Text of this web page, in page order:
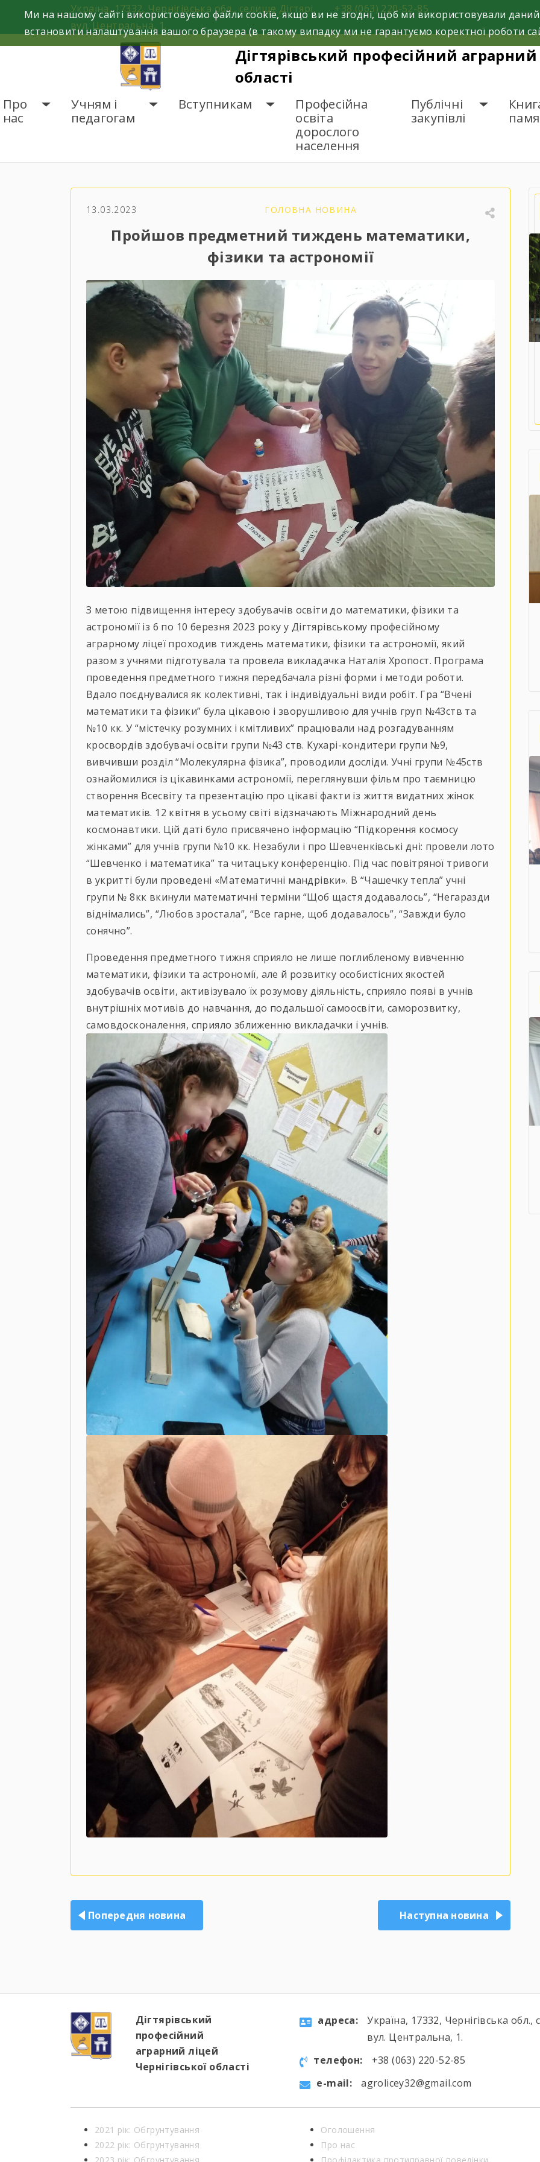
Україна, 17332, Чернігівська обл., селище Дігтярі,
вул. Центральна, 1.
+38 (063) 220-52-85
Дігтярівський професійний аграрний
області
Про
нас
Учням і
педагогам
Вступникам
Професійна
освіта
дорослого
населення
Публічні
закупівлі
Пройшов предметний тиждень математики, фізики та
13.03.2023 ГОЛОВНА НОВИНА
Пройшов предметний тиждень математики,
фізики та астрономії
З метою підвищення інтересу здобувачів освіти до математики, фізики та
астрономії із 6 по 10 березня 2023 року у Дігтярівському професійному
аграрному ліцеї проходив тиждень математики, фізики та астрономії, який
разом з учнями підготувала та провела викладачка Наталія Хропост. Програма
проведення предметного тижня передбачала різні форми і методи роботи.
Вдало поєднувалися як колективні, так і індивідуальні види робіт. Гра “Вчені
математики та фізики” була цікавою і зворушливою для учнів груп №43ств та
№10 кк. У “містечку розумних і кмітливих” працювали над розгадуванням
кросвордів здобувачі освіти групи №43 ств. Кухарі-кондитери групи №9,
вивчивши розділ “Молекулярна фізика”, проводили досліди. Учні групи №45ств
ознайомилися із цікавинками астрономії, переглянувши фільм про таємницю
створення Всесвіту та презентацію про цікаві факти із життя видатних жінок
математиків. 12 квітня в усьому світі відзначають Міжнародний день
космонавтики. Цій даті було присвячено інформацію “Підкорення космосу
жінками” для учнів групи №10 кк. Незабули і про Шевченківські дні: провели лото
“Шевченко і математика” та читацьку конференцію. Під час повітряної тривоги
в укритті були проведені «Математичні мандрівки». В “Чашечку тепла” учні
групи № 8кк вкинули математичні терміни “Щоб щастя додавалось”, “Негаразди
віднімались”, “Любов зростала”, “Все гарне, щоб додавалось”, “Завжди було
сонячно”.
Проведення предметного тижня сприяло не лише поглибленому вивченню
математики, фізики та астрономії, але й розвитку особистісних якостей
здобувачів освіти, активізувало їх розумову діяльність, сприяло появі в учнів
внутрішніх мотивів до навчання, до подальшої самоосвіти, саморозвитку,
самовдосконалення, сприяло зближенню викладачки і учнів.
записів
Попередня новина Наступна новина
Ми на нашому сайті використовуємо файли cookie, якщо ви не згодні, щоб ми використовували
встановити налаштування вашого браузера (в такому випадку ми не гарантуємо коректної роботи
Дігтярівський
професійний
аграрний ліцей
Чернігівської області
aдресa:
Україна, 17332, Чернігівська обл.,
вул. Центральна, 1.
телефон:
+38 (063) 220-52-85
e-mail:
agrolicey32@gmail.com
2021 рік: Обгрунтування
2022 рік: Обгрунтування
Оголошення
Про нас